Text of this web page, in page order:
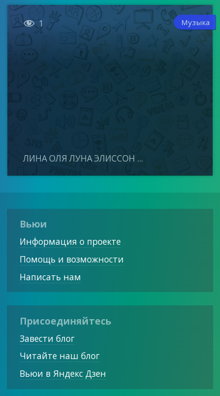
 1 Музыка
ЛИНА ОЛЯ ЛУНА ЭЛИССОН ...
Вьюи
Информация о проекте
Помощь и возможности
Написать нам
Присоединяйтесь
Завести блог
Читайте наш блог
Вьюи в Яндекс Дзен